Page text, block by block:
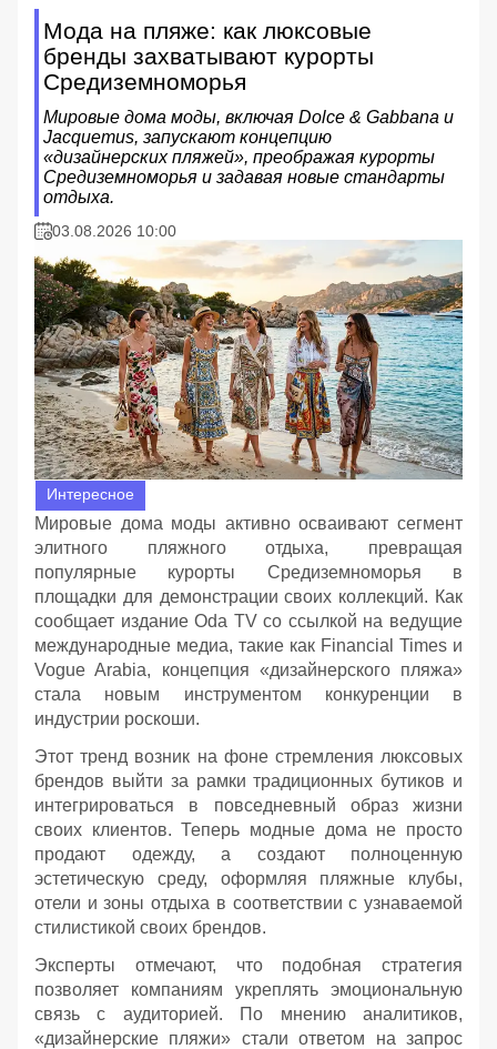
Мода на пляже: как люксовые
бренды захватывают курорты
Средиземноморья
Мировые дома моды, включая Dolce & Gabbana и
Jacquemus, запускают концепцию
«дизайнерских пляжей», преображая курорты
Средиземноморья и задавая новые стандарты
отдыха.
03.08.2026 10:00
Интересное
Мировые дома моды активно осваивают сегмент
элитного пляжного отдыха, превращая
популярные курорты Средиземноморья в
площадки для демонстрации своих коллекций. Как
сообщает издание Oda TV со ссылкой на ведущие
международные медиа, такие как Financial Times и
Vogue Arabia, концепция «дизайнерского пляжа»
стала новым инструментом конкуренции в
индустрии роскоши.
Этот тренд возник на фоне стремления люксовых
брендов выйти за рамки традиционных бутиков и
интегрироваться в повседневный образ жизни
своих клиентов. Теперь модные дома не просто
продают одежду, а создают полноценную
эстетическую среду, оформляя пляжные клубы,
отели и зоны отдыха в соответствии с узнаваемой
стилистикой своих брендов.
Эксперты отмечают, что подобная стратегия
позволяет компаниям укреплять эмоциональную
связь с аудиторией. По мнению аналитиков,
«дизайнерские пляжи» стали ответом на запрос